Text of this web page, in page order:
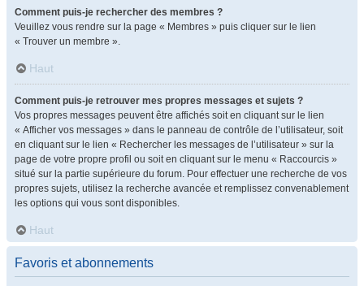
Comment puis-je rechercher des membres ?
Veuillez vous rendre sur la page « Membres » puis cliquer sur le lien
« Trouver un membre ».
Haut
Comment puis-je retrouver mes propres messages et sujets ?
Vos propres messages peuvent être affichés soit en cliquant sur le lien
« Afficher vos messages » dans le panneau de contrôle de l’utilisateur, soit
en cliquant sur le lien « Rechercher les messages de l’utilisateur » sur la
page de votre propre profil ou soit en cliquant sur le menu « Raccourcis »
situé sur la partie supérieure du forum. Pour effectuer une recherche de vos
propres sujets, utilisez la recherche avancée et remplissez convenablement
les options qui vous sont disponibles.
Haut
Favoris et abonnements